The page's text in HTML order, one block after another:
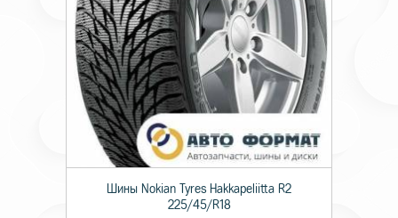
Шины Nokian Tyres Hakkapeliitta R2
225/45/R18